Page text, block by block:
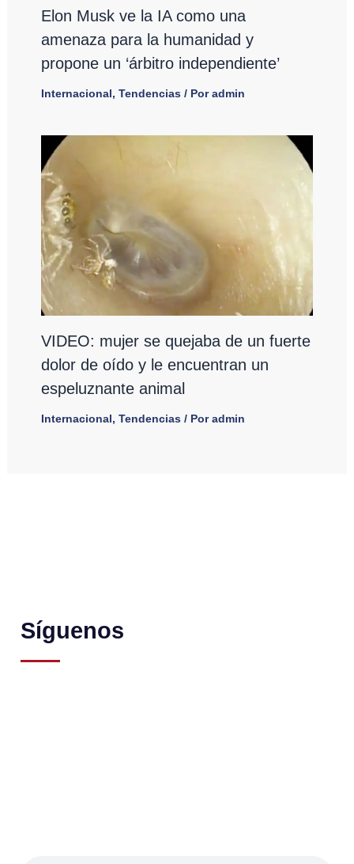
Elon Musk ve la IA como una
amenaza para la humanidad y
propone un ‘árbitro independiente’
Internacional, Tendencias/ Poradmin
VIDEO: mujer se quejaba de un fuerte
dolor de oído y le encuentran un
espeluznante animal
Internacional, Tendencias/ Poradmin
Síguenos